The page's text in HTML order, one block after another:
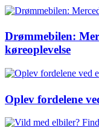
Drømmebilen:
køreoplevelse
Oplev fordelene